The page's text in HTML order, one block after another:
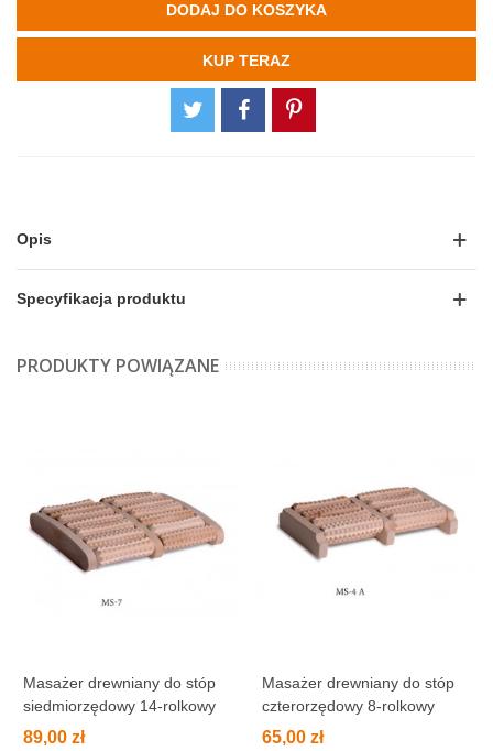
DODAJ DO KOSZYKA
KUP TERAZ
Opis
Specyfikacja produktu
PRODUKTY POWIĄZANE
Masażer drewniany do stóp
siedmiorzędowy 14-rolkowy
89,00 zł
Masażer drewniany do stóp
czterorzędowy 8-rolkowy
65,00 zł